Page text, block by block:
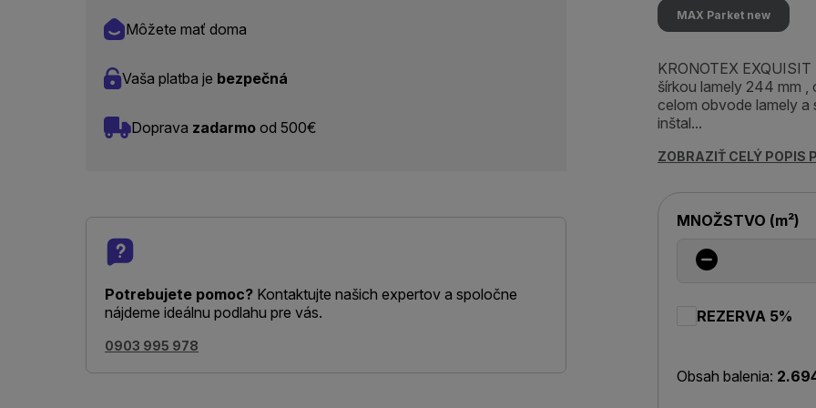
Môžete mať doma
Vaša platba je bezpečná
Doprava zadarmo od 500€
Potrebujete pomoc? Kontaktujte našich expertov a spoločne
nájdeme ideálnu podlahu pre vás.
0903 995 978
MAX Parket new
KRONOTEX
šírkou lamely 244 mm
celom obvode lamely a
inštal...
ZOBRAZIŤ CELÝ POPIS
MNOŽSTVO (m²)
REZERVA 5%
Obsah balenia: